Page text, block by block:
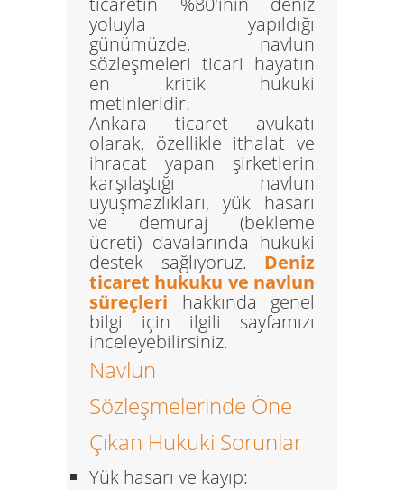
yoluyla yapıldığı
günümüzde, navlun
sözleşmeleri ticari hayatın
en kritik hukuki
metinleridir.
Ankara ticaret avukatı
olarak, özellikle ithalat ve
ihracat yapan şirketlerin
karşılaştığı navlun
uyuşmazlıkları, yük hasarı
ve demuraj (bekleme
ücreti) davalarında hukuki
destek sağlıyoruz. Deniz
ticaret hukuku ve navlun
süreçleri hakkında genel
bilgi için ilgili sayfamızı
inceleyebilirsiniz.
Navlun
Sözleşmelerinde Öne
Çıkan Hukuki Sorunlar
Yük hasarı ve kayıp: